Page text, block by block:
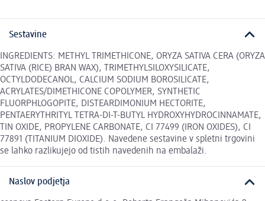
Sestavine
INGREDIENTS: METHYL TRIMETHICONE, ORYZA SATIVA CERA (ORYZA
SATIVA (RICE) BRAN WAX), TRIMETHYLSILOXYSILICATE,
OCTYLDODECANOL, CALCIUM SODIUM BOROSILICATE,
ACRYLATES/DIMETHICONE COPOLYMER, SYNTHETIC
FLUORPHLOGOPITE, DISTEARDIMONIUM HECTORITE,
PENTAERYTHRITYL TETRA-DI-T-BUTYL HYDROXYHYDROCINNAMATE,
TIN OXIDE, PROPYLENE CARBONATE, CI 77499 (IRON OXIDES), CI
77891 (TITANIUM DIOXIDE). Navedene sestavine v spletni trgovini
se lahko razlikujejo od tistih navedenih na embalaži.
Naslov podjetja